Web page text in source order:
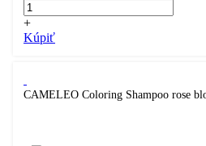
+
Kúpiť
CAMELEO Coloring Shampoo rose